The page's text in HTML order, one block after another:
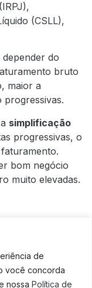
de
você concorda
nossa Política de
(CSLL),
do
bruto
maior a
progressivas.
simplificação
progressivas, o
bom negócio
muito elevadas.
sugere, é
, definida a partir
a apuração